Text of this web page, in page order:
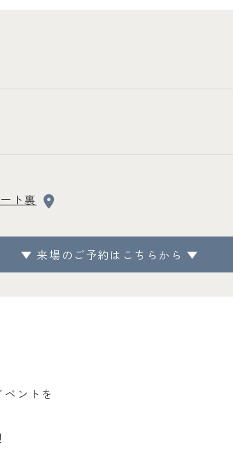
ト裏
▼ 来場のご予約はこちらから ▼
ントを